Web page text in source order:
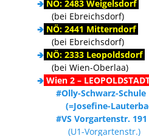
jedes Kind sein wie es ist…
Mitgliedsbeitrag bis zur
bezahlen ist
🢂 NÖ: 2483 Weigelsdorf
(bei Ebreichsdorf)
🢂 NÖ: 2441 Mitterndorf
(bei Ebreichsdorf)
🢂 NÖ: 2333 Leopoldsdorf
(bei Wien-Oberlaa)
🢂 Wien 2 –
#Olly-Schwarz-Schule
(=Josefine-
#VS Vorgartenstr. 191
(U1-Vorgartenstr.)